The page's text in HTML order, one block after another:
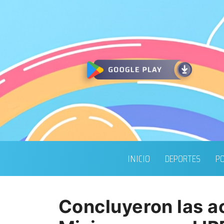
INICIO DEPORTES
Concluyeron las